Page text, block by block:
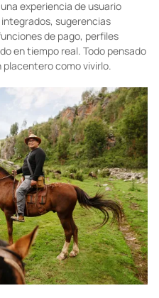
experiencia de usuario
sugerencias
de pago, perfiles
en tiempo real. Todo pensado
placentero como vivirlo.